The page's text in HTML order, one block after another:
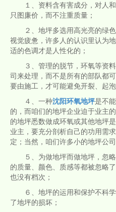
１、资料含有害成分，对人
只图廉价，而不注重质量；
２、地坪多选用高光亮的绿
视觉疲惫，许多人的认识里认为
适的色调才是人性化的；
３、管理的脱节，环氧等资
司来处理，而不是所有的部队都
要由施工，才可能避免开裂、起
４、一种沈阳环氧地坪是不
的，而咱们的地坪企业迫于业主
的地坪悉数做成环氧或其他地坪
业主，要充分剖析自己的功用需
定；当然，咱们许多小的地坪公
５、为做地坪而做地坪，忽
的质量、颜色、质感等都被忽略
也没有档次；
６、地坪的运用和保护不科
了地坪的损坏；